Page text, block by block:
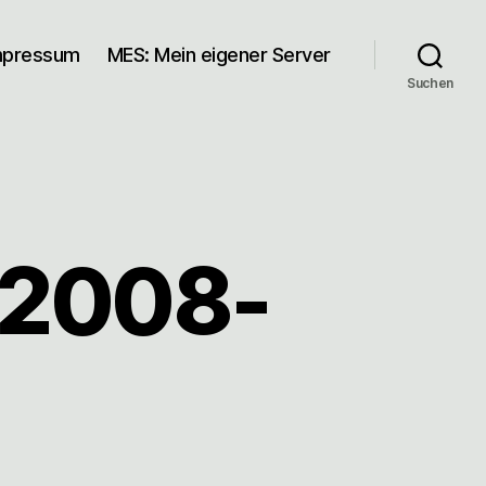
MES: Mein eigener Server
Suchen